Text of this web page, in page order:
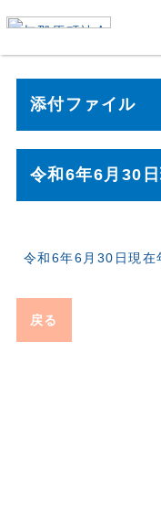
添付ファイル
令和6年6月30
令和6年6月30日現在
戻る